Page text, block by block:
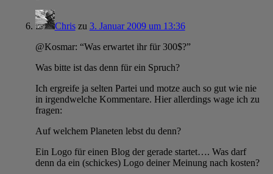
Chriszu 3. Januar 2009 um 13:36
@Kosmar: “Was erwartet ihr für 300$?”
Was bitte ist das denn für ein Spruch?
Ich ergreife ja selten Partei und motze auch so gut wie nie
in irgendwelche Kommentare. Hier allerdings wage ich zu
fragen:
Auf welchem Planeten lebst du denn?
Ein Logo für einen Blog der gerade startet…. Was darf
denn da ein (schickes) Logo deiner Meinung nach kosten?